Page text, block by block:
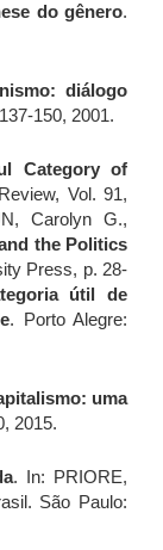
do gênero.
diálogo
150, 2001.
Category of
Vol. 91,
Carolyn G.,
the Politics
Press, p. 28-
útil de
. Porto Alegre:
uma
2015.
. In: PRIORE,
São Paulo: